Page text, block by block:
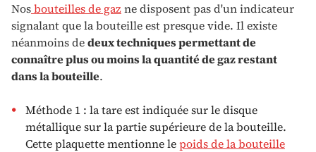
Nosbouteilles de gazne disposent pas d'un indicateur
signalant que la bouteille est presque vide. Il existe
néanmoins dedeux techniques permettant de
connaître plus ou moins la quantité de gaz restant
dans la bouteille.
Méthode 1 : la tare est indiquée sur le disque
métallique sur la partie supérieure de la bouteille.
Cette plaquette mentionne lepoids de la bouteille